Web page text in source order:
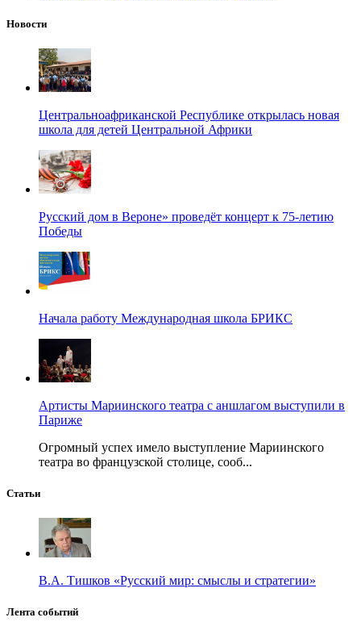
Новости
Центральноафриканской Республике открылась новая
школа для детей Центральной Африки
Русский дом в Вероне» проведёт концерт к 75-летию
Победы
Начала работу Международная школа БРИКС
Артисты Мариинского театра с аншлагом выступили в
Париже
Огромный успех имело выступление Мариинского
театра во французской столице, сооб...
Статьи
В.А. Тишков «Русский мир: смыслы и стратегии»
Лента событий